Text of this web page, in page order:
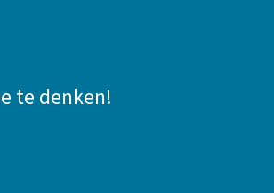
te denken!